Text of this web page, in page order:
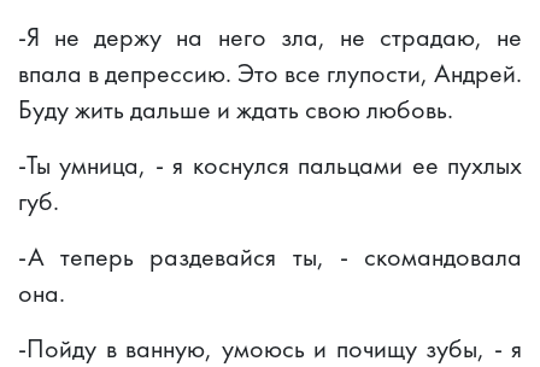
-Я не держу на него зла, не страдаю, не
впала в депрессию. Это все глупости, Андрей.
Буду жить дальше и ждать свою любовь.
-Ты умница, - я коснулся пальцами ее пухлых
губ.
-А теперь раздевайся ты, - скомандовала
она.
-Пойду в ванную, умоюсь и почищу зубы, - я